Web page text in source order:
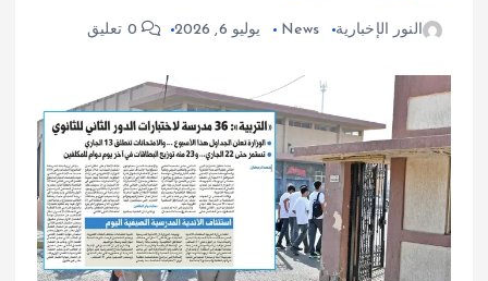
النور الإخبارية News يوليو 6, 2026 0 تعليق